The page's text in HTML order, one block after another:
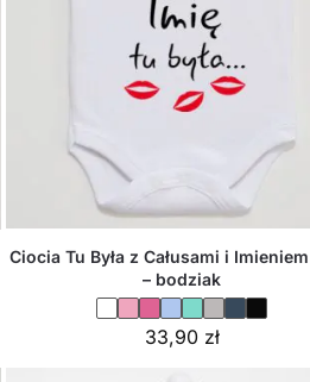
Ciocia Tu Była z Całusami i
– bodziak
33,90 zł